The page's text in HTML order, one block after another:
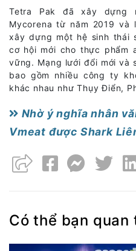
Tetra Pak đã xây dựng
Mycorena từ năm 2019
xây dựng một hệ sinh thái
cơ hội mới cho thực phẩm
vững. Mạng lưới đổi mới và
bao gồm nhiều công ty
khác nhau như Thụy Điển,
Nhờ ý nghĩa nhân
Vmeat được Shark
Có thể bạn quan